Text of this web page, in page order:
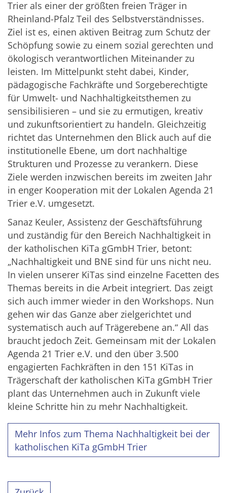
Trier als einer der größten freien Träger in
Rheinland-Pfalz Teil des Selbstverständnisses.
Ziel ist es, einen aktiven Beitrag zum Schutz der
Schöpfung sowie zu einem sozial gerechten und
ökologisch verantwortlichen Miteinander zu
leisten. Im Mittelpunkt steht dabei, Kinder,
pädagogische Fachkräfte und Sorgeberechtigte
für Umwelt- und Nachhaltigkeitsthemen zu
sensibilisieren – und sie zu ermutigen, kreativ
und zukunftsorientiert zu handeln. Gleichzeitig
richtet das Unternehmen den Blick auch auf die
institutionelle Ebene, um dort nachhaltige
Strukturen und Prozesse zu verankern. Diese
Ziele werden inzwischen bereits im zweiten Jahr
in enger Kooperation mit der Lokalen Agenda 21
Trier e.V. umgesetzt.
Sanaz Keuler, Assistenz der Geschäftsführung
und zuständig für den Bereich Nachhaltigkeit in
der katholischen KiTa gGmbH Trier, betont:
„Nachhaltigkeit und BNE sind für uns nicht neu.
In vielen unserer KiTas sind einzelne Facetten des
Themas bereits in die Arbeit integriert. Das zeigt
sich auch immer wieder in den Workshops. Nun
gehen wir das Ganze aber zielgerichtet und
systematisch auch auf Trägerebene an.“ All das
braucht jedoch Zeit. Gemeinsam mit der Lokalen
Agenda 21 Trier e.V. und den über 3.500
engagierten Fachkräften in den 151 KiTas in
Trägerschaft der katholischen KiTa gGmbH Trier
plant das Unternehmen auch in Zukunft viele
kleine Schritte hin zu mehr Nachhaltigkeit.
Mehr Infos zum Thema Nachhaltigkeit bei der
katholischen KiTa gGmbH Trier